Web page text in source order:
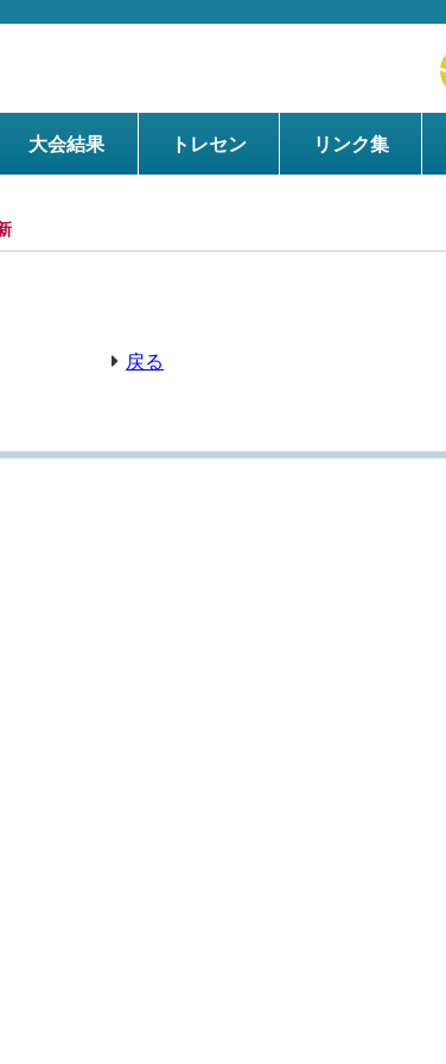
大会結果 トレセン リンク集
戻る